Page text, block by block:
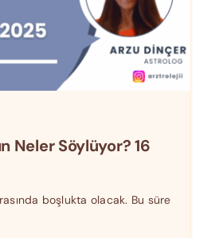
Neler Söylüyor? 16
boşlukta olacak. Bu süre